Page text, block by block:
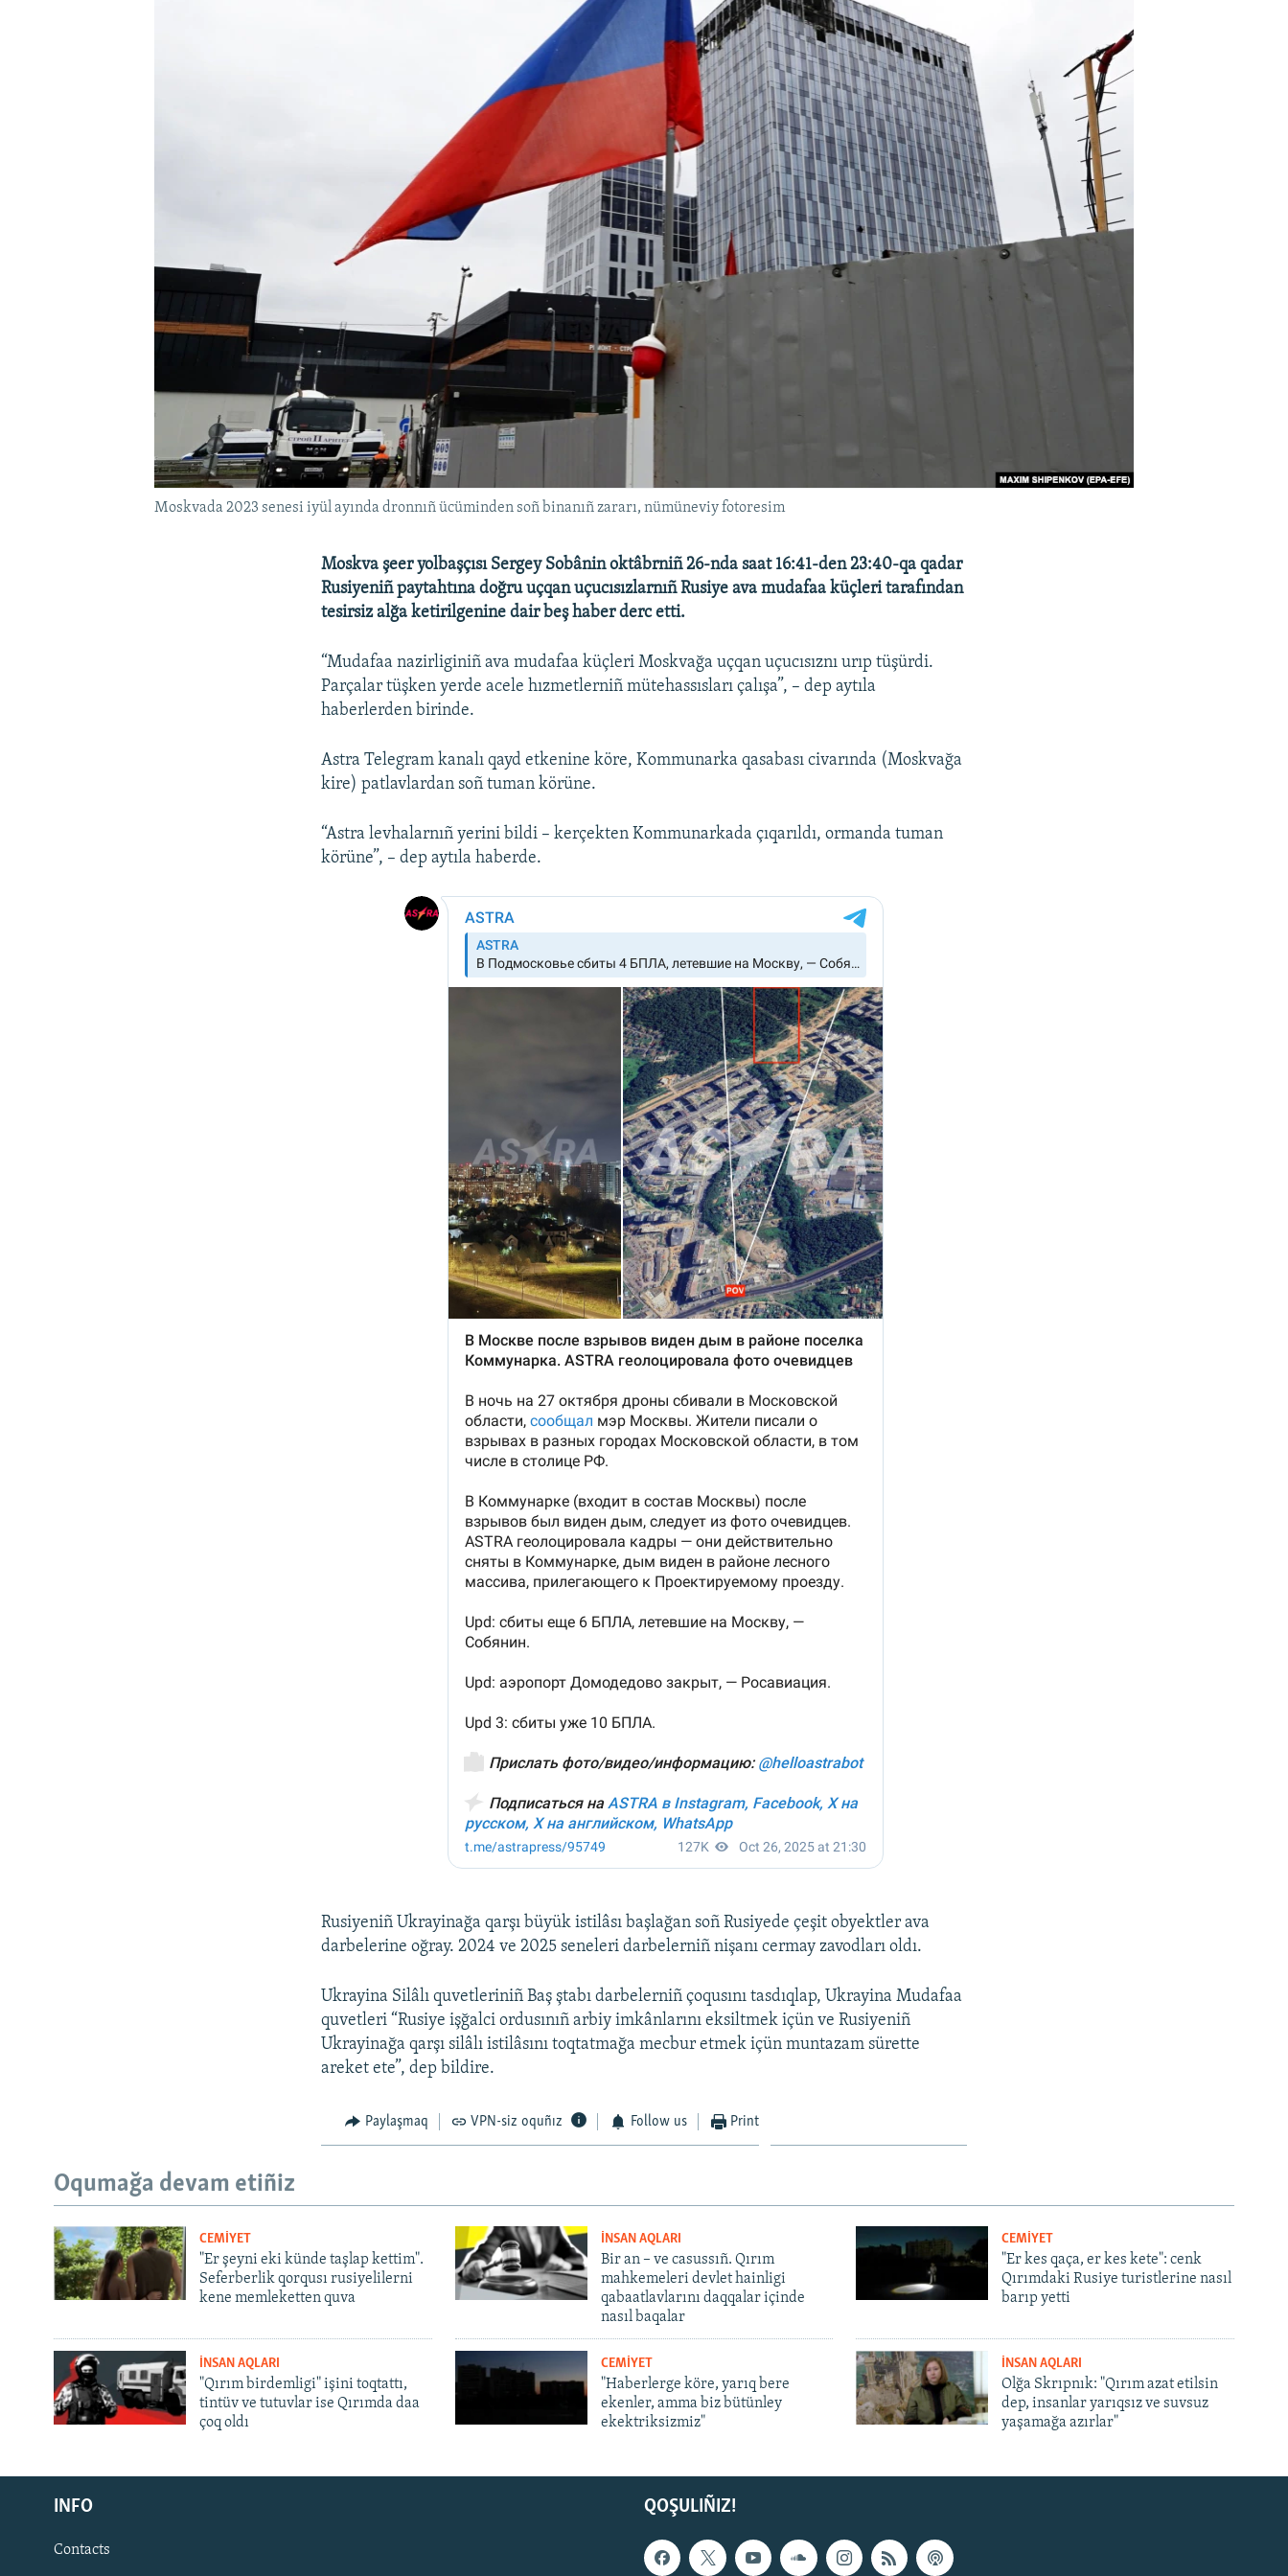
Русский
Українською
QOŞULIÑIZ!
Moskvada 2023 senesi iyül ayında dronnıñ ücüminden soñ binanıñ zararı, nümüneviy fotoresim
Moskva şeer yolbaşçısı Sergey Sobânin oktâbrniñ 26-nda saat 16:41-den 23:40-qa qadar
Rusiyeniñ paytahtına doğru uçqan uçucısızlarnıñ Rusiye ava mudafaa küçleri tarafından
tesirsiz alğa ketirilgenine dair beş haber derc etti.
“Mudafaa nazirliginiñ ava mudafaa küçleri Moskvağa uçqan uçucısıznı urıp tüşürdi.
Parçalar tüşken yerde acele hızmetlerniñ mütehassısları çalışa”, – dep aytıla
haberlerden birinde.
Astra Telegram kanalı qayd etkenine köre, Kommunarka qasabası civarında (Moskvağa
kire) patlavlardan soñ tuman körüne.
“Astra levhalarnıñ yerini bildi – kerçekten Kommunarkada çıqarıldı, ormanda tuman
körüne”, – dep aytıla haberde.
Rusiyeniñ Ukrayinağa qarşı büyük istilâsı başlağan soñ Rusiyede çeşit obyektler ava
darbelerine oğray. 2024 ve 2025 seneleri darbelerniñ nişanı cermay zavodları oldı.
Ukrayina Silâlı quvetleriniñ Baş ştabı darbelerniñ çoqusını tasdıqlap, Ukrayina Mudafaa
quvetleri “Rusiye işğalci ordusınıñ arbiy imkânlarını eksiltmek içün ve Rusiyeniñ
Ukrayinağa qarşı silâlı istilâsını toqtatmağa mecbur etmek içün muntazam sürette
areket ete”, dep bildire.
Paylaşmaq VPN-siz oquñız Follow us Print
Oqumağa devam etiñiz
CEMİYET
"Er şeyni eki künde taşlap kettim".
Seferberlik qorqusı rusiyelilerni
kene memleketten quva
İNSAN AQLARI
Bir an – ve casussıñ. Qırım
mahkemeleri devlet hainligi
qabaatlavlarını daqqalar içinde
nasıl baqalar
CEMİYET
"Er kes qaça, er kes kete": cenk
Qırımdaki Rusiye turistlerine nasıl
barıp yetti
İNSAN AQLARI
"Qırım birdemligi" işini toqtattı,
tintüv ve tutuvlar ise Qırımda daa
çoq oldı
CEMİYET
"Haberlerge köre, yarıq bere
ekenler, amma biz bütünley
ekektriksizmiz"
İNSAN AQLARI
Olğa Skrıpnık: "Qırım azat etilsin
dep, insanlar yarıqsız ve suvsuz
yaşamağa azırlar"
QOŞULIÑIZ!
INFO
Contacts